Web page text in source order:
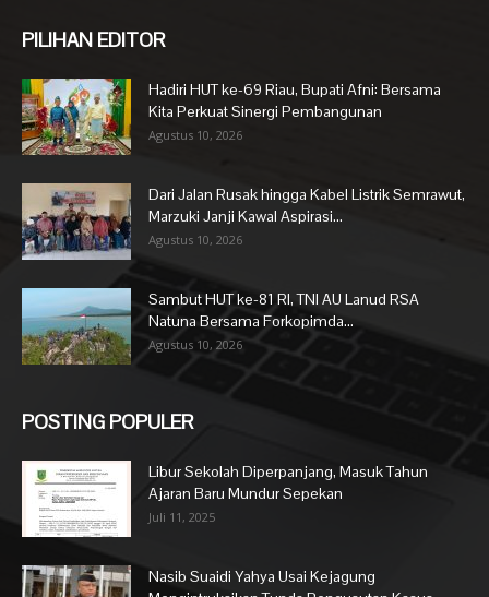
PILIHAN EDITOR
Hadiri HUT ke-69 Riau, Bupati Afni: Bersama
Kita Perkuat Sinergi Pembangunan
Agustus 10, 2026
Dari Jalan Rusak hingga Kabel Listrik Semrawut,
Marzuki Janji Kawal Aspirasi...
Agustus 10, 2026
Sambut HUT ke-81 RI, TNI AU Lanud RSA
Natuna Bersama Forkopimda...
Agustus 10, 2026
POSTING POPULER
Libur Sekolah Diperpanjang, Masuk Tahun
Ajaran Baru Mundur Sepekan
Juli 11, 2025
Nasib Suaidi Yahya Usai Kejagung